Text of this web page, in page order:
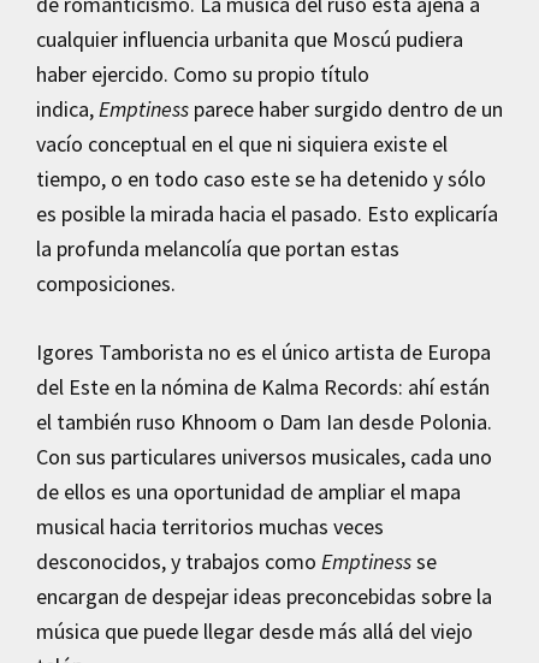
cualquier influencia urbanita que Moscú pudiera
haber ejercido. Como su propio título
indica, Emptiness parece haber surgido dentro de un
vacío conceptual en el que ni siquiera existe el
tiempo, o en todo caso este se ha detenido y sólo
es posible la mirada hacia el pasado. Esto explicaría
la profunda melancolía que portan estas
composiciones.
Igores Tamborista no es el único artista de Europa
del Este en la nómina de Kalma Records: ahí están
el también ruso Khnoom o Dam Ian desde Polonia.
Con sus particulares universos musicales, cada uno
de ellos es una oportunidad de ampliar el mapa
musical hacia territorios muchas veces
desconocidos, y trabajos como Emptinessse
encargan de despejar ideas preconcebidas sobre la
música que puede llegar desde más allá del viejo